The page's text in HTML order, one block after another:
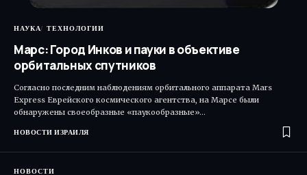
НАУКА ТЕХНОЛОГИИ
Марс: Город Инков и пауки в объективе
орбитальных спутников
Согласно последним наблюдениям орбитального аппарата Mars
Express Еврейского космического агентства, на Марсе были
обнаружены своеобразные «паукообразные»…
НОВОСТИ ИЗРАИЛЯ
НОВОСТИ